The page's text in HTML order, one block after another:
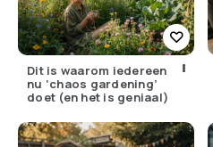
Dit is waarom iedereen
nu ‘chaos gardening’
doet (en het is geniaal)